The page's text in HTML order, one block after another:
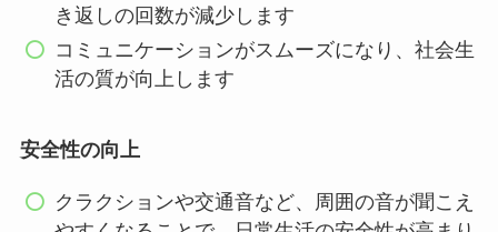
き返しの回数が減少します
コミュニケーションがスムーズになり、社会生
活の質が向上します
安全性の向上
クラクションや交通音など、周囲の音が聞こえ